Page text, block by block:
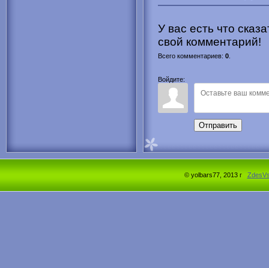
У вас есть что
свой комментарий!
Всего комментариев: 0
Войдите:
Отправить
© yolbars77, 2013 г